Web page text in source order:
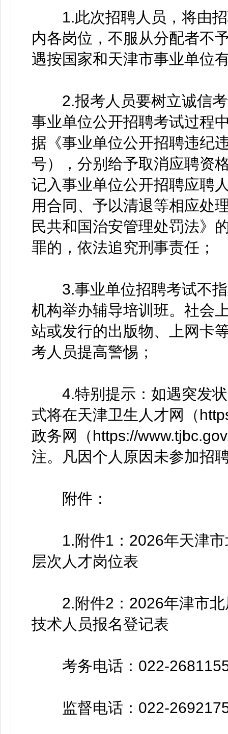
1.此次招聘人员，将由招
内各岗位，不服从分配者不
遇按国家和天津市事业单位
2.报考人员要树立诚信考
事业单位公开招聘考试过程
据《事业单位公开招聘违纪
号），分别给予取消应聘资
记入事业单位公开招聘应聘
用合同、予以清退等相应处
民共和国治安管理处罚法》
罪的，依法追究刑事责任；
3.事业单位招聘考试不指
机构举办辅导培训班。社会
站或发行的出版物、上网卡
考人员提高警惕；
4.特别提示：如遇突发状
式将在天津卫生人才网（
政务网（https://
注。凡因个人原因未参加招
附件：
1.附件1：2026年天津市
层次人才岗位表
2.附件2：2026年津市北
技术人员报名登记表
考务电话：022-
监督电话：022-